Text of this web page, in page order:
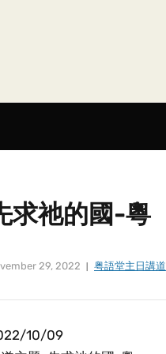
求祂的國-粵
29, 2022 粤語堂主日講道
10/09